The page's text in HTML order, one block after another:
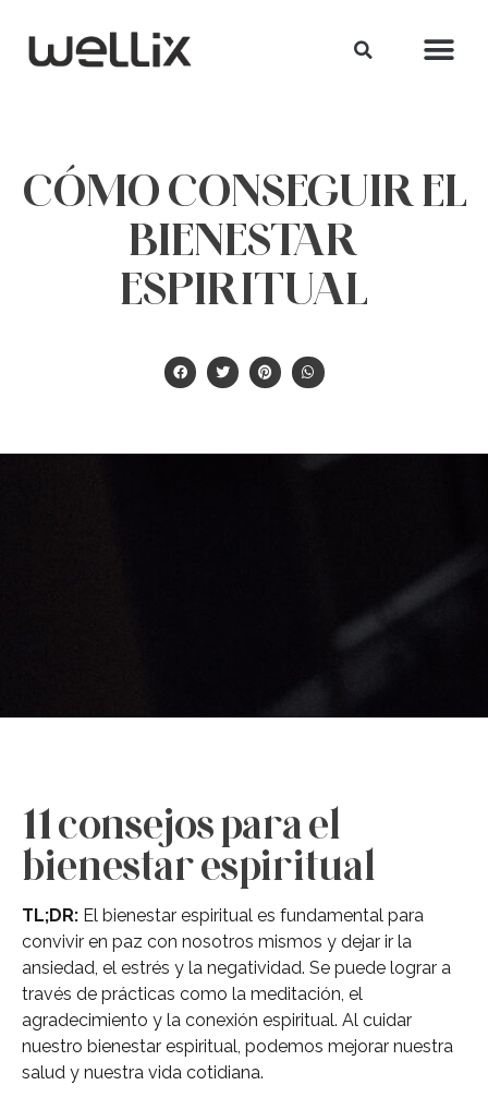
CÓMO CONSEGUIR EL
BIENESTAR
ESPIRITUAL
11 consejos para el
bienestar espiritual
TL;DR: El bienestar espiritual es fundamental para
convivir en paz con nosotros mismos y dejar ir la
ansiedad, el estrés y la negatividad. Se puede lograr a
través de prácticas como la meditación, el
agradecimiento y la conexión espiritual. Al cuidar
nuestro bienestar espiritual, podemos mejorar nuestra
salud y nuestra vida cotidiana.